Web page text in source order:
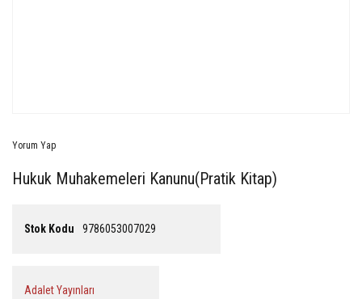
Yorum Yap
Hukuk Muhakemeleri Kanunu(Pratik Kitap)
Stok Kodu 9786053007029
Adalet Yayınları